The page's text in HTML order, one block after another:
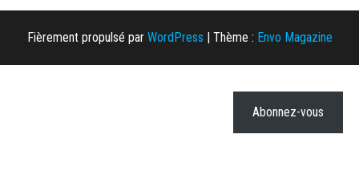
Fièrement propulsé par WordPress | Thème : Envo Magazine
Abonnez-vous